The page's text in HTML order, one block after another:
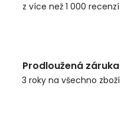
z více než 1 000 recenzí
Prodloužená záruka
3 roky na všechno zboží